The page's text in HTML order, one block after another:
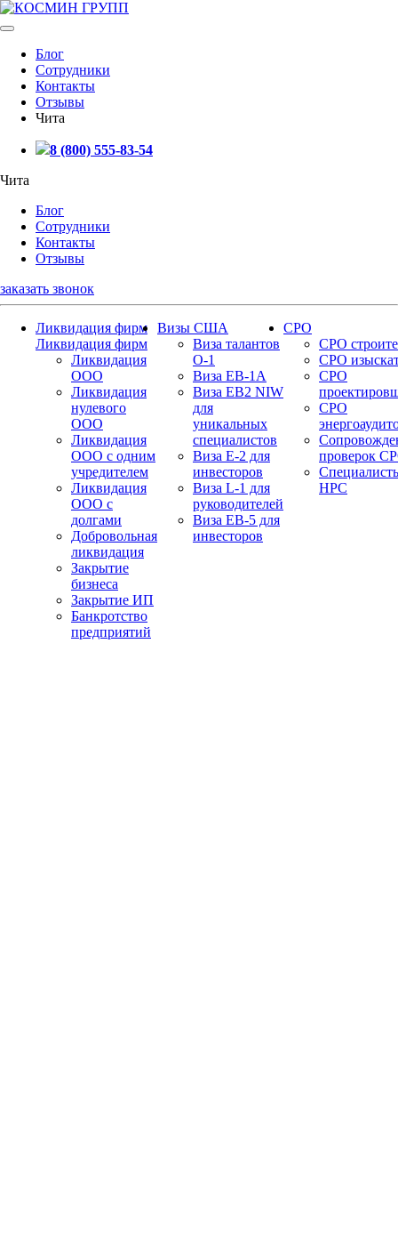
Блог
Сотрудники
Контакты
Отзывы
Чита
8 (800) 555-83-54
Чита
Блог
Сотрудники
Контакты
Отзывы
заказать звонок
Ликвидация фирм
Ликвидация фирм
Ликвидация
ООО
Ликвидация
нулевого
ООО
Ликвидация
ООО с одним
учредителем
Ликвидация
ООО с
долгами
Добровольная
ликвидация
Закрытие
бизнеса
Закрытие ИП
Банкротство
предприятий
Визы США
Виза талантов
О-1
Виза EB-1A
Виза EB2 NIW
для
уникальных
специалистов
Виза E-2 для
инвесторов
Виза L-1 для
руководителей
Виза EB-5 для
инвесторов
СРО
СРО
СРО
СРО
СРО
проверок
НРС